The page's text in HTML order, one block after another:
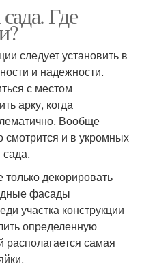
Где
следует установить в
и надежности.
с местом
арку, когда
Вообще
смотрится и в укромных
сада.
декорировать
фасады
участка конструкции
определенную
самая